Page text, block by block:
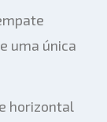
uma única
horizontal